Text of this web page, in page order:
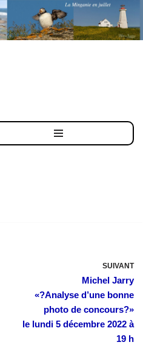
SUIVANT
Michel Jarry
«?Analyse d’une bonne
photo de concours?»
le lundi 5 décembre 2022 à
19 h